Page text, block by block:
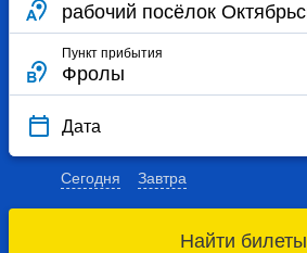
Пункт прибытия
Дата
Сегодня Завтра
Найти билеты